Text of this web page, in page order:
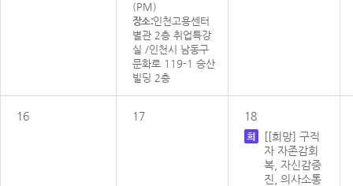
(PM)
장소:인천고용센터
별관 2층 취업특강
실 /인천시 남동구
문화로 119-1 승산
빌딩 2층
16 17
18
[[희망] 구직
자 자존감회
복, 자신감증
진, 의사소통